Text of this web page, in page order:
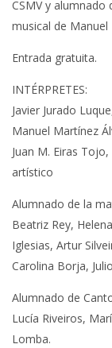
CSMV y alumnado
musical de Manuel
Entrada gratuita.
INTÉRPRETES:
Javier Jurado
Manuel Martínez
Juan M. Eiras
artístico
Alumnado de la
Beatriz Rey,
Iglesias, Artur
Carolina Borja,
Alumnado de
Lucía Riveiros,
Lomba.